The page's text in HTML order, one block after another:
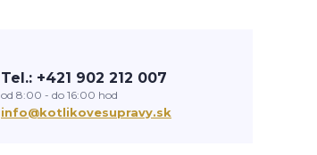
Tel.: +421 902 212 007
od 8:00 - do 16:00 hod
info@kotlikovesupravy.sk